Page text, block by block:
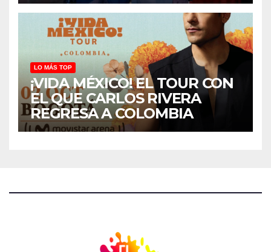
LO MÁS TOP
¡VIDA MÉXICO! EL TOUR CON
EL QUE CARLOS RIVERA
REGRESA A COLOMBIA